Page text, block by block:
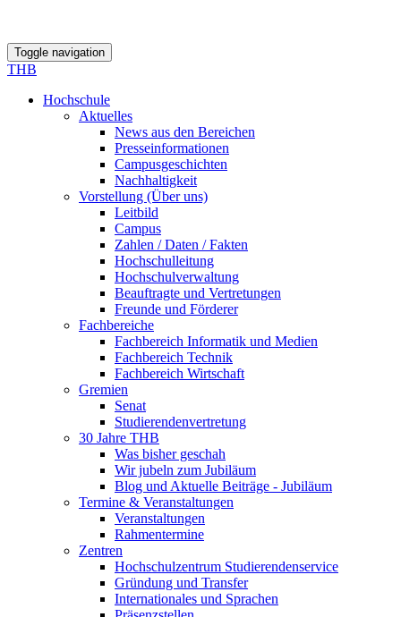
Toggle navigation
THB
Hochschule
Aktuelles
News aus den Bereichen
Presseinformationen
Campusgeschichten
Nachhaltigkeit
Vorstellung (Über uns)
Leitbild
Campus
Zahlen / Daten / Fakten
Hochschulleitung
Hochschulverwaltung
Beauftragte und Vertretungen
Freunde und Förderer
Fachbereiche
Fachbereich Informatik und Medien
Fachbereich Technik
Fachbereich Wirtschaft
Gremien
Senat
Studierendenvertretung
30 Jahre THB
Was bisher geschah
Wir jubeln zum Jubiläum
Blog und Aktuelle Beiträge - Jubiläum
Termine & Veranstaltungen
Veranstaltungen
Rahmentermine
Zentren
Hochschulzentrum Studierendenservice
Gründung und Transfer
Internationales und Sprachen